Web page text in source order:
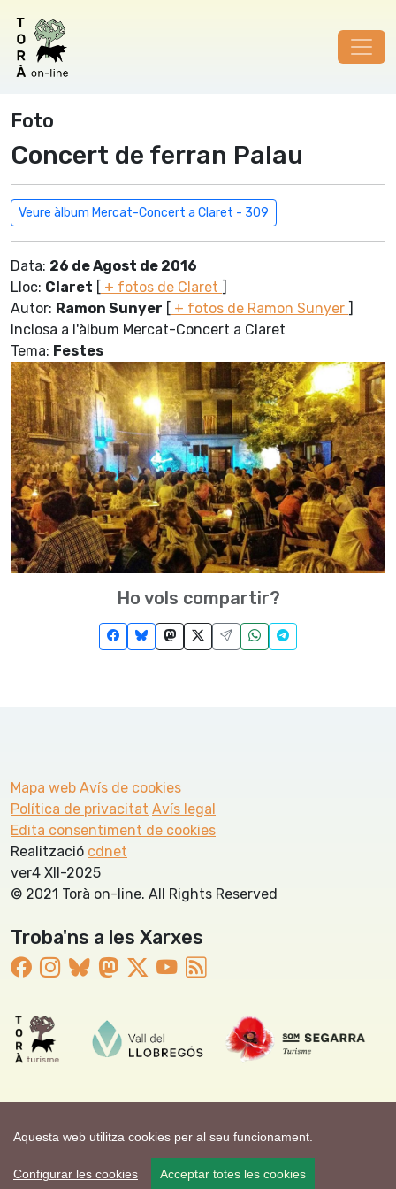
Aquesta web utilitza cookies per al seu funcionament.
Configurar les cookies Acceptar totes les cookies
Foto
Concert de ferran Palau
Veure àlbum Mercat-Concert a Claret - 309
Data: 26 de Agost de 2016
Lloc: Claret [ + fotos de Claret ]
Autor: Ramon Sunyer [ + fotos de Ramon Sunyer ]
Inclosa a l'àlbum Mercat-Concert a Claret
Tema: Festes
Ho vols compartir?
Mapa web Avís de cookies
Política de privacitat Avís legal
Edita consentiment de cookies
Realització cdnet
ver4 XII-2025
© 2021 Torà on-line. All Rights Reserved
Troba'ns a les Xarxes